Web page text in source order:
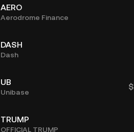
AERO
Aerodrome Finance
DASH
Dash
UB
Unibase
$
TRUMP
OFFICIAL TRUMP